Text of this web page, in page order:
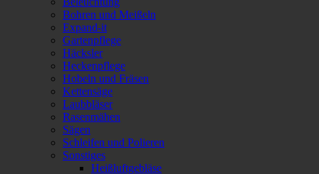
Bohren und Meißeln
Expand-it
Gartenpflege
Häcksler
Heckenpflege
Hobeln und Fräsen
Kettensäge
Laubbläser
Rasenmähen
Sägen
Schleifen und Polieren
Sonstiges
Heißluftgebläse